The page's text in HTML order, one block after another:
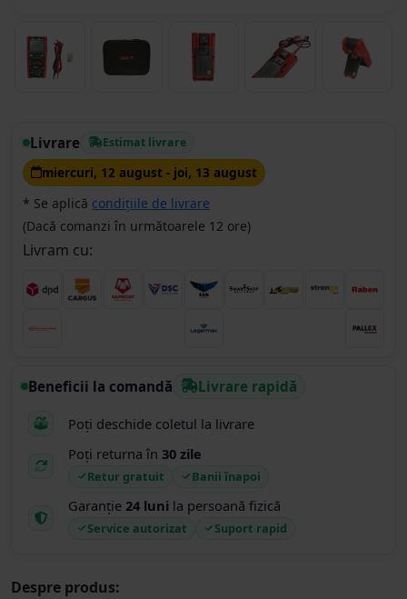
Livrare Estimat livrare
miercuri, 12 august - joi, 13 august
* Se aplică condițiile de livrare
(Dacă comanzi în următoarele 12 ore)
Livram cu:
Beneficii la comandă Livrare rapidă
Poți deschide coletul la livrare
Poți returna în 30 zile
Retur gratuit Banii înapoi
Garanție 24 luni la persoană fizică
Service autorizat Suport rapid
Despre produs: